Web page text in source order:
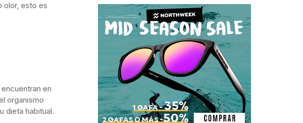
olor, esto es
en
organismo
dieta habitual.